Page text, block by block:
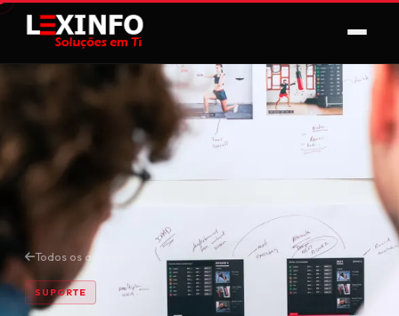
Todos os artigos
SUPORTE